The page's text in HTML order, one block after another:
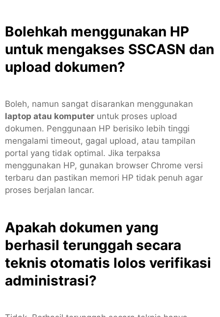
Bolehkah menggunakan HP
untuk mengakses SSCASN dan
upload dokumen?
Boleh, namun sangat disarankan menggunakan
laptop atau komputer untuk proses upload
dokumen. Penggunaan HP berisiko lebih tinggi
mengalami timeout, gagal upload, atau tampilan
portal yang tidak optimal. Jika terpaksa
menggunakan HP, gunakan browser Chrome versi
terbaru dan pastikan memori HP tidak penuh agar
proses berjalan lancar.
Apakah dokumen yang
berhasil terunggah secara
teknis otomatis lolos verifikasi
administrasi?